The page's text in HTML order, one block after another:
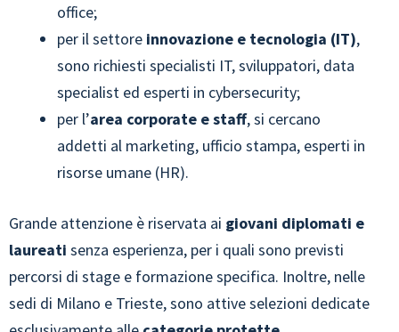
office;
per il settore innovazione e tecnologia (IT),
sono richiesti specialisti IT, sviluppatori, data
specialist ed esperti in cybersecurity;
per l’area corporate e staff, si cercano
addetti al marketing, ufficio stampa, esperti in
risorse umane (HR).
Grande attenzione è riservata ai giovani diplomati e
laureati senza esperienza, per i quali sono previsti
percorsi di stage e formazione specifica. Inoltre, nelle
sedi di Milano e Trieste, sono attive selezioni dedicate